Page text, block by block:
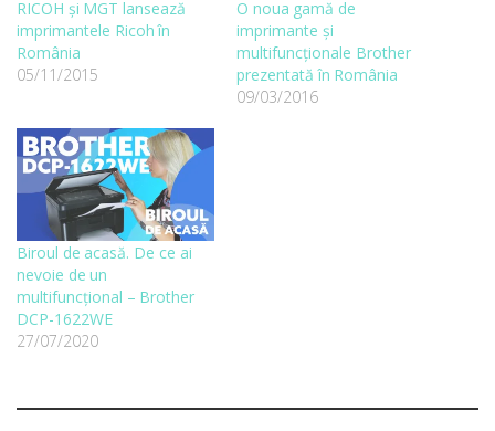
RICOH şi MGT lansează
imprimantele Ricoh în
România
05/11/2015
O noua gamă de
imprimante și
multifuncționale Brother
prezentată în România
09/03/2016
Biroul de acasă. De ce ai
nevoie de un
multifuncțional – Brother
DCP-1622WE
27/07/2020